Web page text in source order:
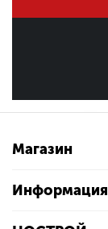
Магазин
Информация